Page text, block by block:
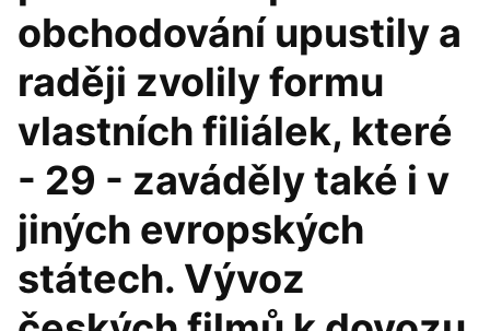
obchodování upustily a
raději zvolily formu
vlastních filiálek, které
- 29 - zaváděly také i v
jiných evropských
státech. Vývoz